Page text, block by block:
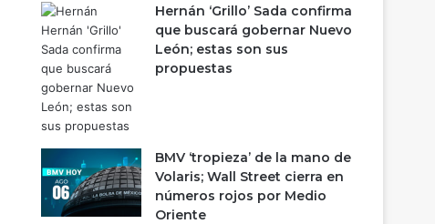
Hernán ‘Grillo’ Sada confirma
que buscará gobernar Nuevo
León; estas son sus
propuestas
BMV ‘tropieza’ de la mano de
Volaris; Wall Street cierra en
números rojos por Medio
Oriente